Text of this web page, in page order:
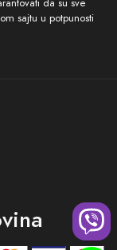
sajtu u potpunosti